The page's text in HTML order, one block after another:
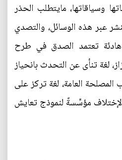
وسياقاتها، مايتطلب الحذر
عبر هذه الوسائل، والتصدي
هادئة تعتمد الصدق في طرح
لغة تنأى عن التحدث بانحياز
العامة، لغة تركز على
مؤسِّسةً لنموذج تعايش